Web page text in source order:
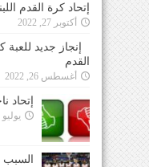
إتحاد كرة القدم
أكتوبر 27, 2022
إنجاز جديد
القدم
أغسطس 26, 2022
إتحاد
يوليو 25, 2022
السبب